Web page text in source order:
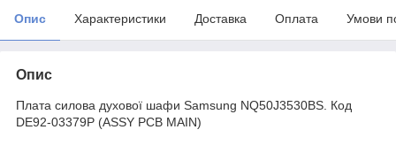
Опис Характеристики Доставка Оплата Умови
Опис
Плата силова духової шафи Samsung NQ50J3530BS. Код
DE92-03379P (ASSY PCB MAIN)